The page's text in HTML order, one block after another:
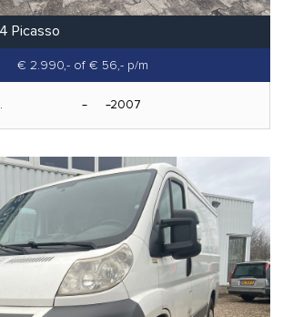
Picasso
€ 2.990,- of € 56,- p/m
2007